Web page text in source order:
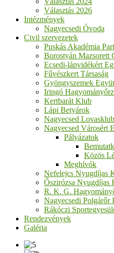
Választás 2026
Intézmények
Nagyecsedi Óvoda
Civil szervezetek
Puskás Akadémia
Borostyán Mazsorett
Ecsedi-lápvidékért
Fűvészkert Társaság
Gyöngyszemek
Iringó
Kertbarát Klub
Lápi Betyárok
Nagyecsed Lovasklub
Nagyecsed Városért
Pályázatok
Közös
Meghívók
Nefelejcs Nyugdíjas
Őszirózsa Nyugdíjas
R. K. G.
Nagyecsedi Polgárőr
Rákóczi
Rendezvények
Galéria